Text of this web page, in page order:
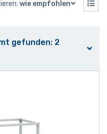
wie empfohlen
gefunden: 2